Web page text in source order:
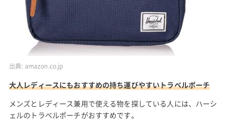
出典: amazon.co.jp
大人レディースにもおすすめの持ち運びやすいトラベルポーチ
メンズとレディース兼用で使える物を探している人には、ハーシ
ェルのトラベルポーチがおすすめです。